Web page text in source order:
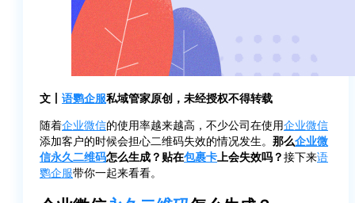
文丨 语鹦企服私域管家原创，未经授权不得转载
随着企业微信的使用率越来越高，不少公司在使用企业微信
添加客户的时候会担心二维码失效的情况发生。 那么企业微
信永久二维码怎么生成？贴在包裹卡 上会失效吗？接下来语
鹦企服带你一起来看看。